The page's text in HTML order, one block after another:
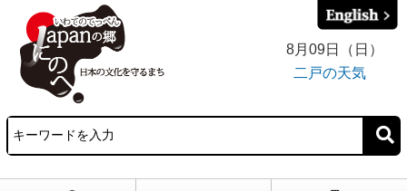
8月09日（日）
二戸の天気